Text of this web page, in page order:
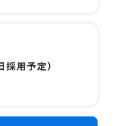
用予定）